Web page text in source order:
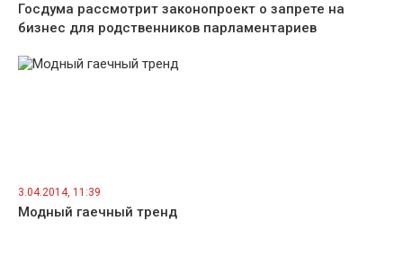
Госдума рассмотрит законопроект о запрете на
бизнес для родственников парламентариев
3.04.2014, 11:39
Модный гаечный тренд